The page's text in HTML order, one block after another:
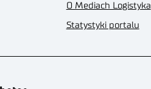
O Mediach Logistyka
Statystyki portalu